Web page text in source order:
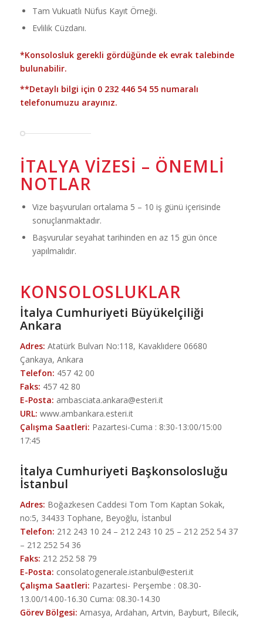
Tam Vukuatlı Nüfus Kayıt Örneği.
Evlilik Cüzdanı.
*Konsolosluk gerekli gördüğünde ek evrak talebinde
bulunabilir.
**Detaylı bilgi için 0 232 446 54 55numaralı
telefonumuzu arayınız.
İTALYA VIZESI – ÖNEMLI
NOTLAR
Vize başvuruları ortalama 5 – 10 iş günü içerisinde
sonuçlanmaktadır.
Başvurular seyahat tarihinden en az 15 gün önce
yapılmalıdır.
KONSOLOSLUKLAR
İtalya Cumhuriyeti Büyükelçiliği
Ankara
Adres: Atatürk Bulvarı No:118, Kavaklıdere 06680
Çankaya, Ankara
Telefon: 457 42 00
Faks: 457 42 80
E-Posta: ambasciata.ankara@esteri.it
URL: www.ambankara.esteri.it
Çalışma Saatleri: Pazartesi-Cuma : 8:30-13:00/15:00
17:45
İtalya Cumhuriyeti Başkonsolosluğu
İstanbul
Adres: Boğazkesen Caddesi Tom Tom Kaptan Sokak,
no:5, 34433 Tophane, Beyoğlu, İstanbul
Telefon: 212 243 10 24 – 212 243 10 25 – 212 252 54 37
– 212 252 54 36
Faks: 212 252 58 79
E-Posta: consolatogenerale.istanbul@esteri.it
Çalışma Saatleri: Pazartesi- Perşembe : 08.30-
13.00/14.00-16.30 Cuma: 08.30-14.30
Görev Bölgesi: Amasya, Ardahan, Artvin, Bayburt, Bilecik,